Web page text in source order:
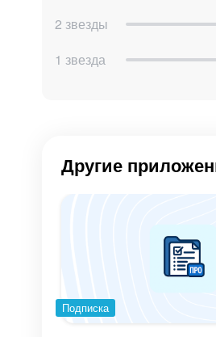
Можно использовать в
Примеры
В настройках робота
С точки
2 звезды
1 звезда
Другие
Подписка